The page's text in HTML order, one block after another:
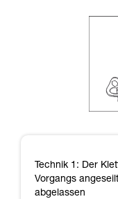
Technik 1: Der
Vorgangs
abgelassen